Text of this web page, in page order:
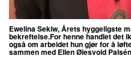
Ewelina Sekiw,Årets hyggeligste
bekreftelse.For henne handlet det
også om arbeidet hun gjør for å
sammen med Ellen Øiesvold